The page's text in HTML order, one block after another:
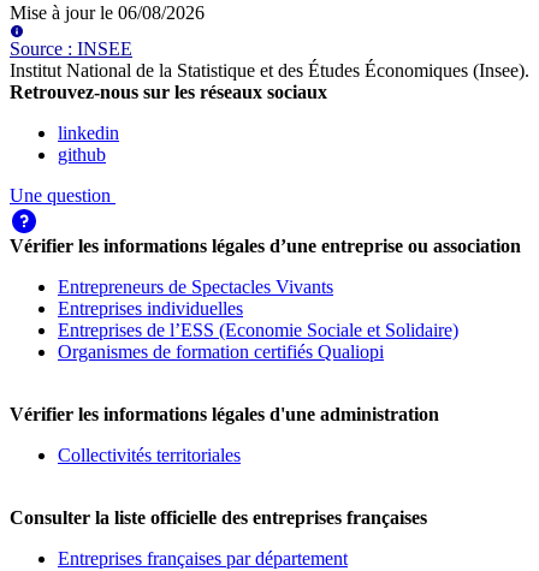
Mise à jour le 06/08/2026
Source : INSEE
Institut National de la Statistique et des Études Économiques (Insee).
Retrouvez-nous sur les réseaux sociaux
linkedin
github
Une question
Vérifier les informations légales d’une entreprise ou association
Entrepreneurs de Spectacles Vivants
Entreprises individuelles
Entreprises de l’ESS (Economie Sociale et Solidaire)
Organismes de formation certifiés Qualiopi
Vérifier les informations légales d'une administration
Collectivités territoriales
Consulter la liste officielle des entreprises françaises
Entreprises françaises par département